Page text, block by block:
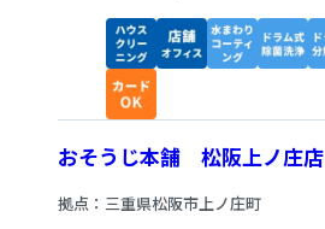
おそうじ本舗 松阪上ノ庄店
拠点：三重県松阪市上ノ庄町